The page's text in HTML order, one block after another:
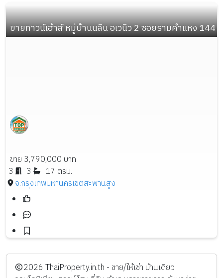
ขายทาวน์เฮ้าส์ หมู่บ้านนลิน อเวนิว 2 ซอยรามคำแหง 144
ขาย 3,790,000 บาท
3
3
17 ตรม.
จ.กรุงเทพมหานครเขตสะพานสูง
️2026 ThaiProperty.in.th - ขาย/ให้เช่า บ้านเดี่ยว